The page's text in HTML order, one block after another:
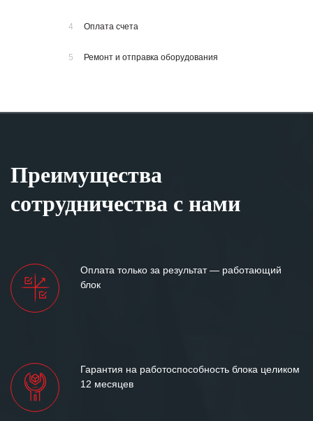
4 Оплата счета
5 Ремонт и отправка оборудования
Преимущества
сотрудничества с нами
Оплата только за результат — работающий
блок
Гарантия на работоспособность блока целиком
12 месяцев